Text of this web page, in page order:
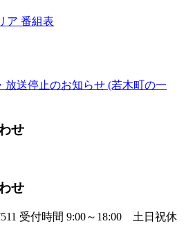
ア 番組表
送停止のお知らせ (若木町の一
せ
せ
受付時間 9:00～18:00 土日祝休